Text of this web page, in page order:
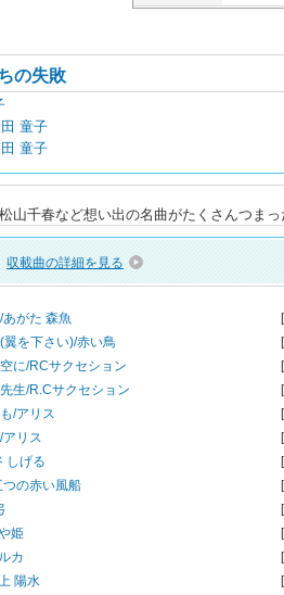
の失敗
童子
童子
山千春など想い出の名曲がたくさんつまっ
収載曲の詳細を見る
あがた 森魚
翼を下さい)/赤い鳥
に/RCサクセション
生/R.Cサクセション
/アリス
アリス
しげる
つの赤い風船
姫
カ
陽水